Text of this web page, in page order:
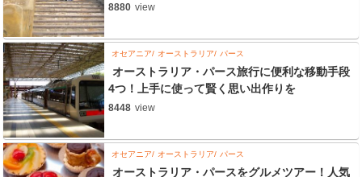
8880 view
オセアニア オーストラリア パース
オーストラリア・パース旅行に便利な移動手段
4つ！上手に使って賢く思い出作りを
8448 view
オセアニア オーストラリア パース
オーストラリア・パースをグルメツアー！人気